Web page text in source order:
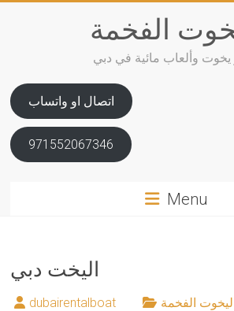
الفخمة
يخوت وألعاب مائية في دبي
اتصال او واتساب
971552067346
Menu
اليخت دبي
dubairentalboat الفخمة